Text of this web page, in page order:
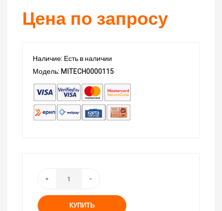
Цена по запросу
Наличие: Есть в наличии
Модель: MITECH0000115
КУПИТЬ